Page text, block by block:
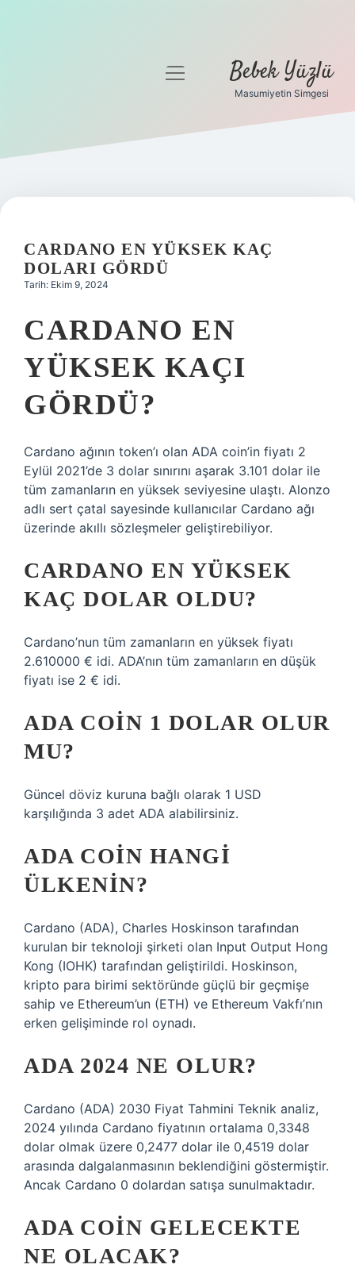
Gizlilik Politikası
Yasal Uyarı
menüyü
Bebek Yüzlü
Masumiyetin Simgesi
CARDANO EN YÜKSEK KAÇ
DOLARI GÖRDÜ
Tarih: Ekim 9, 2024
CARDANO EN
YÜKSEK KAÇI
GÖRDÜ?
Cardano ağının token’ı olan ADA coin’in fiyatı 2
Eylül 2021’de 3 dolar sınırını aşarak 3.101 dolar ile
tüm zamanların en yüksek seviyesine ulaştı. Alonzo
adlı sert çatal sayesinde kullanıcılar Cardano ağı
üzerinde akıllı sözleşmeler geliştirebiliyor.
CARDANO EN YÜKSEK
KAÇ DOLAR OLDU?
Cardano’nun tüm zamanların en yüksek fiyatı
2.610000 € idi. ADA’nın tüm zamanların en düşük
fiyatı ise 2 € idi.
ADA COIN 1 DOLAR OLUR
MU?
Güncel döviz kuruna bağlı olarak 1 USD
karşılığında 3 adet ADA alabilirsiniz.
ADA COIN HANGI
ÜLKENIN?
Cardano (ADA), Charles Hoskinson tarafından
kurulan bir teknoloji şirketi olan Input Output Hong
Kong (IOHK) tarafından geliştirildi. Hoskinson,
kripto para birimi sektöründe güçlü bir geçmişe
sahip ve Ethereum’un (ETH) ve Ethereum Vakfı’nın
erken gelişiminde rol oynadı.
ADA 2024 NE OLUR?
Cardano (ADA) 2030 Fiyat Tahmini Teknik analiz,
2024 yılında Cardano fiyatının ortalama 0,3348
dolar olmak üzere 0,2477 dolar ile 0,4519 dolar
arasında dalgalanmasının beklendiğini göstermiştir.
Ancak Cardano 0 dolardan satışa sunulmaktadır.
ADA COIN GELECEKTE
NE OLACAK?